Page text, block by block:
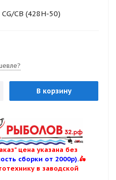
CB (428H-50)
В корзину
цена указана без
сборки от 2000р).🛵
в заводской